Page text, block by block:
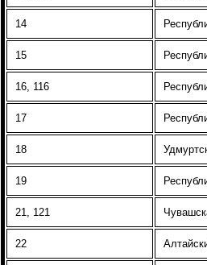
14
15
16, 116
17
18
19
21, 121
22